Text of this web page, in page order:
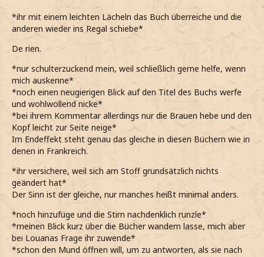
*ihr mit einem leichten Lächeln das Buch überreiche und die
anderen wieder ins Regal schiebe*
De rien.
*nur schulterzuckend mein, weil schließlich gerne helfe, wenn
mich auskenne*
*noch einen neugierigen Blick auf den Titel des Buchs werfe
und wohlwollend nicke*
*bei ihrem Kommentar allerdings nur die Brauen hebe und den
Kopf leicht zur Seite neige*
Im Endeffekt steht genau das gleiche in diesen Büchern wie in
denen in Frankreich.
*ihr versichere, weil sich am Stoff grundsätzlich nichts
geändert hat*
Der Sinn ist der gleiche, nur manches heißt minimal anders.
*noch hinzufüge und die Stirn nachdenklich runzle*
*meinen Blick kurz über die Bücher wandern lasse, mich aber
bei Louanas Frage ihr zuwende*
*schon den Mund öffnen will, um zu antworten, als sie nach